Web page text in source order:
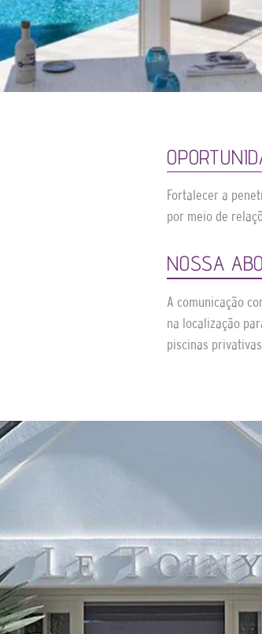
Fortalecer a
por meio de
NOSSA
A comunicação
na localização
piscinas